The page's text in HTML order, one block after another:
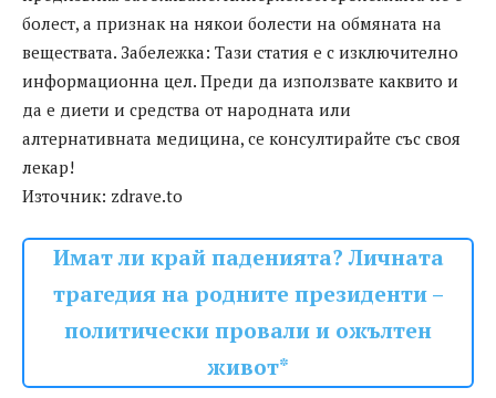
болест, а признак на някои болести на обмяната на
веществата. Забележка: Тази статия е с изключително
информационна цел. Преди да използвате каквито и
да е диети и средства от народната или
алтернативната медицина, се консултирайте със своя
лекар!
Източник: zdrave.to
Имат ли край паденията? Личната
трагедия на родните президенти –
политически провали и ожълтен
живот*